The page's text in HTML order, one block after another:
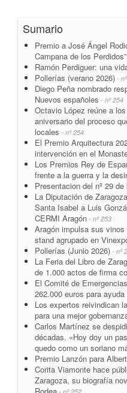
Sumario
Premio a José Ángel
Campana de los Perdidos”
Ramón Perdiguer: una
Pollerías (verano 2026) -
Diego Peña nombrado
Nuevos españoles - nº 254
Octavio López reúne a
aniversario del proceso
locales - nº 254
El Premio Arquitectura
intervención en el
Los Premios Rey de
frente a la guerra y la
Presentacion del nº 29 de
La Diputación de
Santa Isabel a Luis
CERMI Aragón - nº 253
Aragón impulsa sus
stand agrupado en
Pollerías (Junio 2026) - nº
La Feria del Libro de
de 1.000 actos de firma
El Comité de
262.000 euros para
Los expertos reivindican
para una mejor
Carlos Martínez se
décadas. «Hoy doy un
quedo como un soriano
Premio Lanzón para
Corita Viamonte hace
Zaragoza, su biografía
Rodea